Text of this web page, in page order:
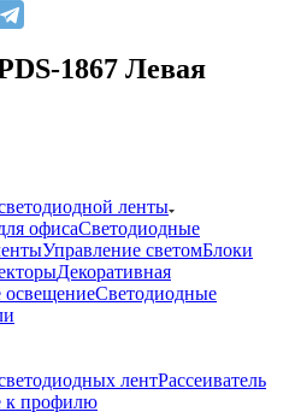
1867 Левая
ленты
офисаСветодиодные
Управление светомБлоки
Декоративная
Светодиодные
лентРассеиватель
к профилю